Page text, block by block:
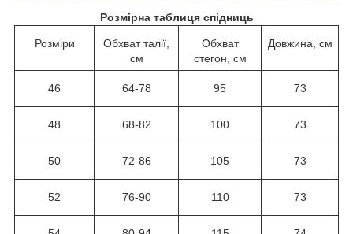
Розмірна таблиця спідниць
Розміри
Обхват талії,
см
Обхват
стегон, см
Довжина, см
46 64-78 95 73
48 68-82 100 73
50 72-86 105 73
52 76-90 110 73